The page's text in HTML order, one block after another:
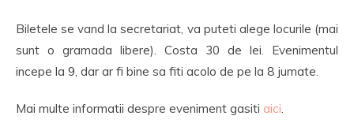
Biletele se vand la secretariat, va puteti alege locurile (mai
sunt o gramada libere). Costa 30 de lei. Evenimentul
incepe la 9, dar ar fi bine sa fiti acolo de pe la 8 jumate.
Mai multe informatii despre eveniment gasiti aici